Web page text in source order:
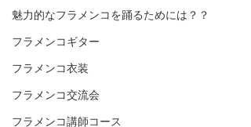
魅力的なフラメンコを踊るためには？？
フラメンコギター
フラメンコ衣装
フラメンコ交流会
フラメンコ講師コース